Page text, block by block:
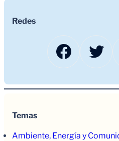
Redes
Temas
Ambiente, Energía y